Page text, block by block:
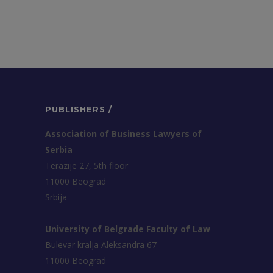
PUBLISHERS /
Association of Business Lawyers of
Serbia
Terazije 27, 5th floor
11000 Beograd
Srbija
University of Belgrade Faculty of Law
Bulevar kralja Aleksandra 67
11000 Beograd